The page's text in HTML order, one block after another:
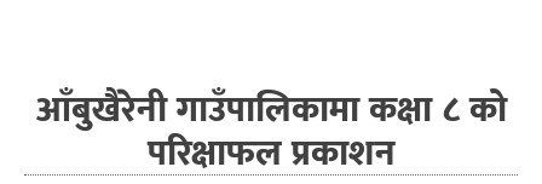
आँबुखैरेनी गाउँपालिकामा कक्षा ८ को
परिक्षाफल प्रकाशन